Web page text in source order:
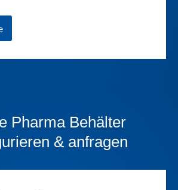
Pharma Behälter
& anfragen